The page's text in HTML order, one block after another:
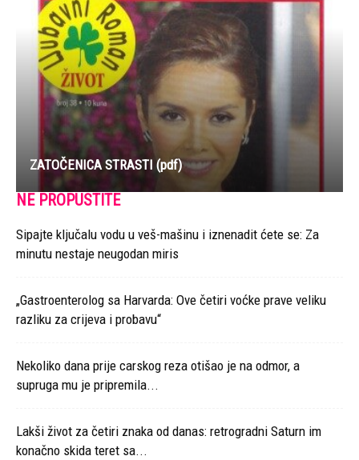
ZATOČENICA STRASTI (pdf)
NE PROPUSTITE
Sipajte ključalu vodu u veš-mašinu i iznenadit ćete se: Za
minutu nestaje neugodan miris
„Gastroenterolog sa Harvarda: Ove četiri voćke prave veliku
razliku za crijeva i probavu“
Nekoliko dana prije carskog reza otišao je na odmor, a
supruga mu je pripremila...
Lakši život za četiri znaka od danas: retrogradni Saturn im
konačno skida teret sa...